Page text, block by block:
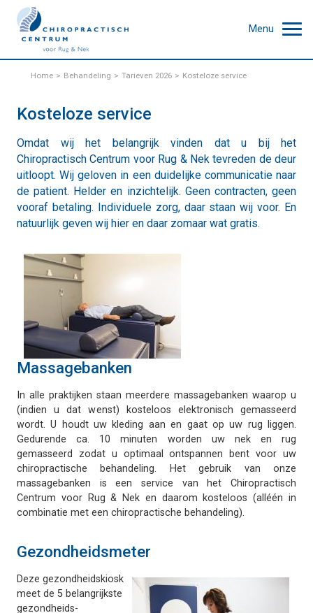
Menu
Home Behandeling Tarieven 2026 Kosteloze service
Kosteloze service
Omdat wij het belangrijk vinden dat u bij het
Chiropractisch Centrum voor Rug & Nek tevreden de deur
uitloopt. Wij geloven in een duidelijke communicatie naar
de patient. Helder en inzichtelijk. Geen contracten, geen
vooraf betaling. Individuele zorg, daar staan wij voor. En
natuurlijk geven wij hier en daar zomaar wat gratis.
Massagebanken
In alle praktijken staan meerdere massagebanken waarop u
(indien u dat wenst) kosteloos elektronisch gemasseerd
wordt. U houdt uw kleding aan en gaat op uw rug liggen.
Gedurende ca. 10 minuten worden uw nek en rug
gemasseerd zodat u optimaal ontspannen bent voor uw
chiropractische behandeling. Het gebruik van onze
massagebanken is een service van het Chiropractisch
Centrum voor Rug & Nek en daarom kosteloos (alléén in
combinatie met een chiropractische behandeling).
Gezondheidsmeter
Deze gezondheidskiosk
meet de 5 belangrijkste
gezondheids-